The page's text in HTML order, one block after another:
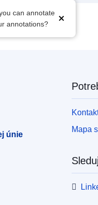
can annotate
annotations?
únie
únie
Mapa